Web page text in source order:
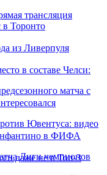
трансляция
в Торонто
из Ливерпуля
в составе Челси:
в ФИФА
даже не в Топ-3
матча с
Ювентуса: видео
Лиги чемпионов